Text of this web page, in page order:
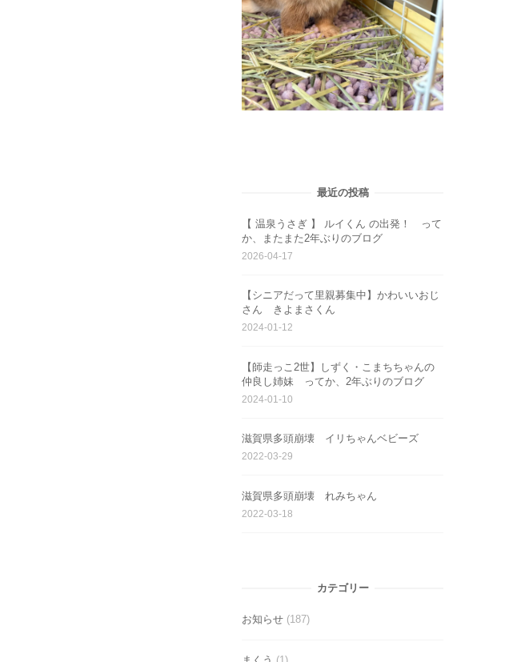
最近の投稿
【 温泉うさぎ 】 ルイくん の出発！ って
か、またまた2年ぶりのブログ
2026-04-17
【シニアだって里親募集中】かわいいおじ
さん きよまさくん
2024-01-12
【師走っこ2世】しずく・こまちちゃんの
仲良し姉妹 ってか、2年ぶりのブログ
2024-01-10
滋賀県多頭崩壊 イリちゃんベビーズ
2022-03-29
滋賀県多頭崩壊 れみちゃん
2022-03-18
カテゴリー
お知らせ (187)